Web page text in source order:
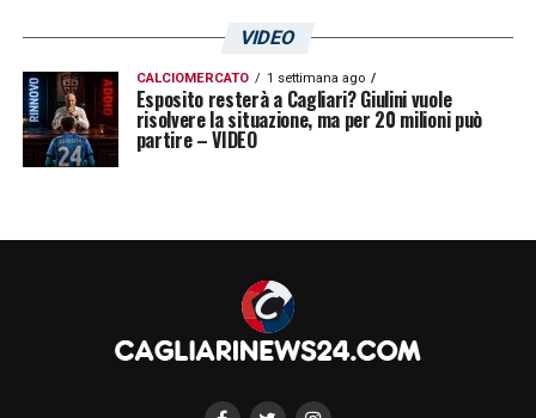
VIDEO
CALCIOMERCATO 1 settimana ago
Esposito resterà a Cagliari? Giulini vuole
risolvere la situazione, ma per 20 milioni può
partire – VIDEO